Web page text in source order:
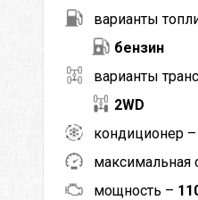
варианты
бензин
варианты
2WD
кондиционер –
максимальная
мощность –